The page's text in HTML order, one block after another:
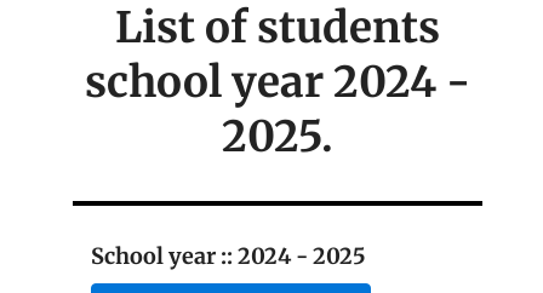
List of students
school year 2024 -
2025.
School year :: 2024 - 2025